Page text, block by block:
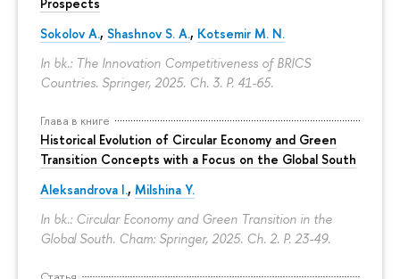
Sokolov A., Shashnov S. A., Kotsemir M. N.
In bk.: The Innovation Competitiveness of BRICS
Countries. Springer, 2025. Ch. 3. P. 41-65.
Глава в книге
Historical Evolution of Circular Economy and Green
Transition Concepts with a Focus on the Global South
Aleksandrova I., Milshina Y.
In bk.: Circular Economy and Green Transition in the
Global South. Cham: Springer, 2025. Ch. 2. P. 23-49.